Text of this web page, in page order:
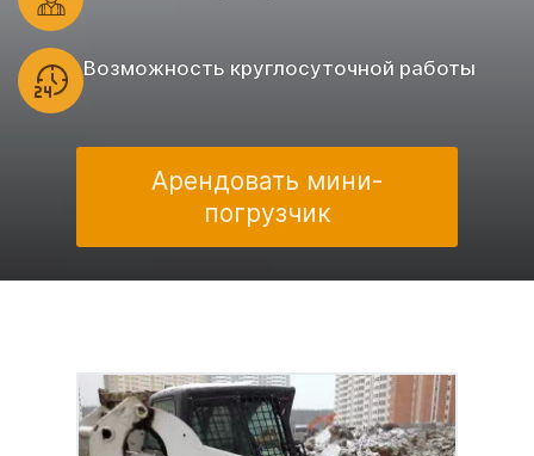
Возможность круглосуточной работы
Арендовать мини-
погрузчик